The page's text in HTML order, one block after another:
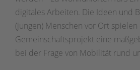
digitales Arbeiten. Die Ideen und
(jungen) Menschen vor Ort
Gemeinschaftsprojekt eine
bei der Frage von Mobilität rund